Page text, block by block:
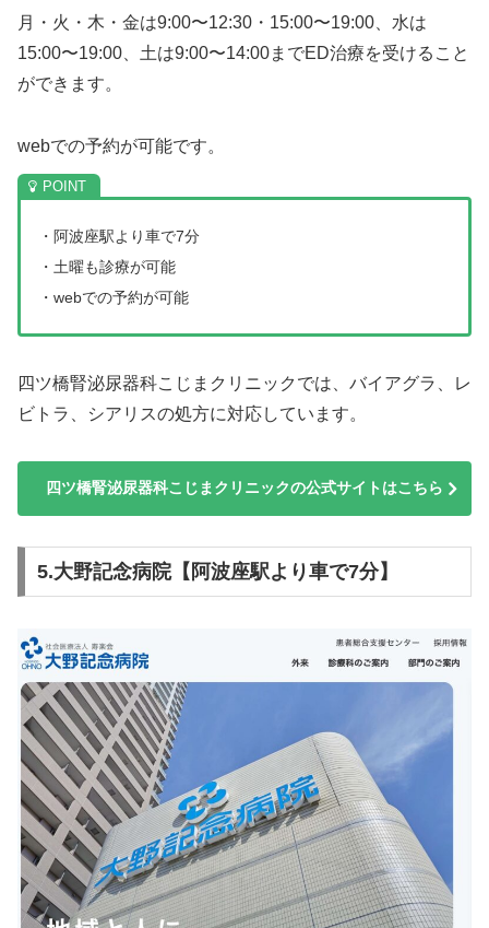
月・火・木・金は9:00〜12:30・15:00〜19:00、水は
15:00〜19:00、土は9:00〜14:00までED治療を受けること
ができます。
webでの予約が可能です。
・阿波座駅より車で7分
・土曜も診療が可能
・webでの予約が可能
四ツ橋腎泌尿器科こじまクリニックでは、バイアグラ、レ
ビトラ、シアリスの処方に対応しています。
四ツ橋腎泌尿器科こじまクリニックの公式サイトはこちら
5.大野記念病院【阿波座駅より車で7分】